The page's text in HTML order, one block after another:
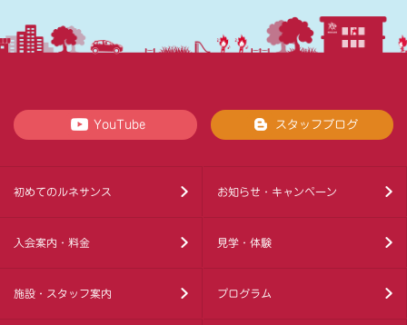
YouTube スタッフブログ
初めてのルネサンス お知らせ・キャンペーン
入会案内・料金 見学・体験
施設・スタッフ案内 プログラム